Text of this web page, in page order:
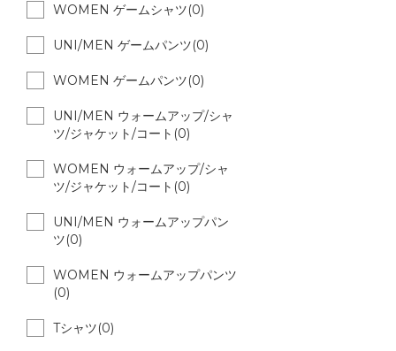
WOMEN ゲームシャツ(0)
UNI/MEN ゲームパンツ(0)
WOMEN ゲームパンツ(0)
UNI/MEN ウォームアップ/シャ
ツ/ジャケット/コート(0)
WOMEN ウォームアップ/シャ
ツ/ジャケット/コート(0)
UNI/MEN ウォームアップパン
ツ(0)
WOMEN ウォームアップパンツ
(0)
Tシャツ(0)